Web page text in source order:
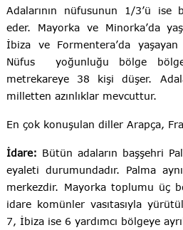
Adalarının nüfusunun 1/3’ü ise
eder. Mayorka ve Minorka’da
İbiza ve Formentera’da
Nüfus yoğunluğu bölge
metrekareye 38 kişi düşer.
milletten azınlıklar mevcuttur.
En çok konuşulan diller Arapça,
İdare: Bütün adaların başşehri
eyaleti durumundadır. Palma
merkezdir. Mayorka toplumu üç
idare komünler vasıtasıyla
7, İbiza ise 6 yardımcı bölgeye